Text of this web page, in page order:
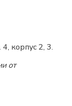
корпус 2, 3.
от